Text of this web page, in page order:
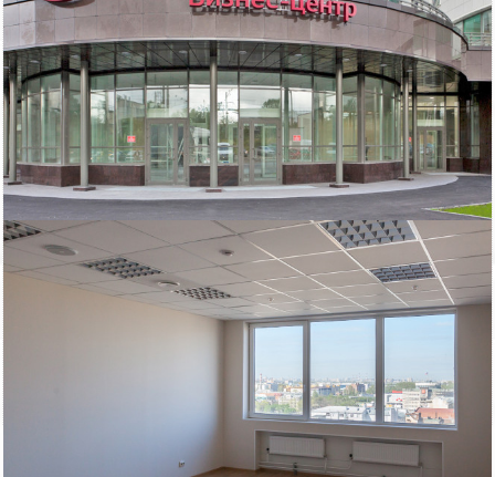
провести деловой обед с партнерами по бизнесу, также
оказывают услуги ресепшен, установлены банкоматы и есть
фитнес-центр.
Характеристики:
Режим работы: круглосуточно
Срок договора: 11 месяцев, предоплата первого и последнего
месяца
Парковка: На прилегающих улицах
Расположение: 13 этаж
Провайдеры: Обит, МТС
Налогообложение: Работаем с НДС
Вход: Для арендаторов по документу, для клиентов по документу
Включено в стоимость: коммунальные услуги
Помещение: светлое с окном, прямоугольная планировка
Для организации просмотра помещений, а также для получения
консультации по условиям аренды, позвоните нам. Для вас наши
услуги абсолютно БЕСПЛАТНЫ, их оплачивают бизнес-центры.
Обратите внимание, на фото показан пример возможной
Пожаловаться на объявление